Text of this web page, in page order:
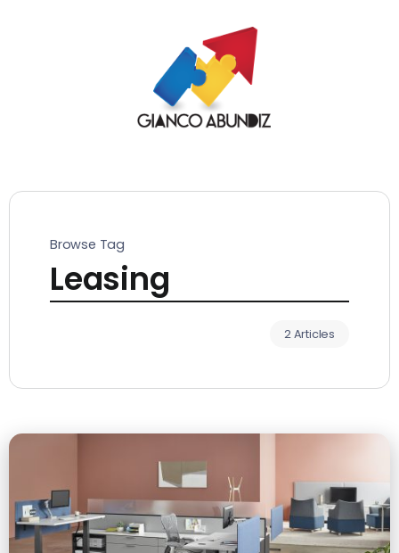
Browse Tag
Leasing
2 Articles